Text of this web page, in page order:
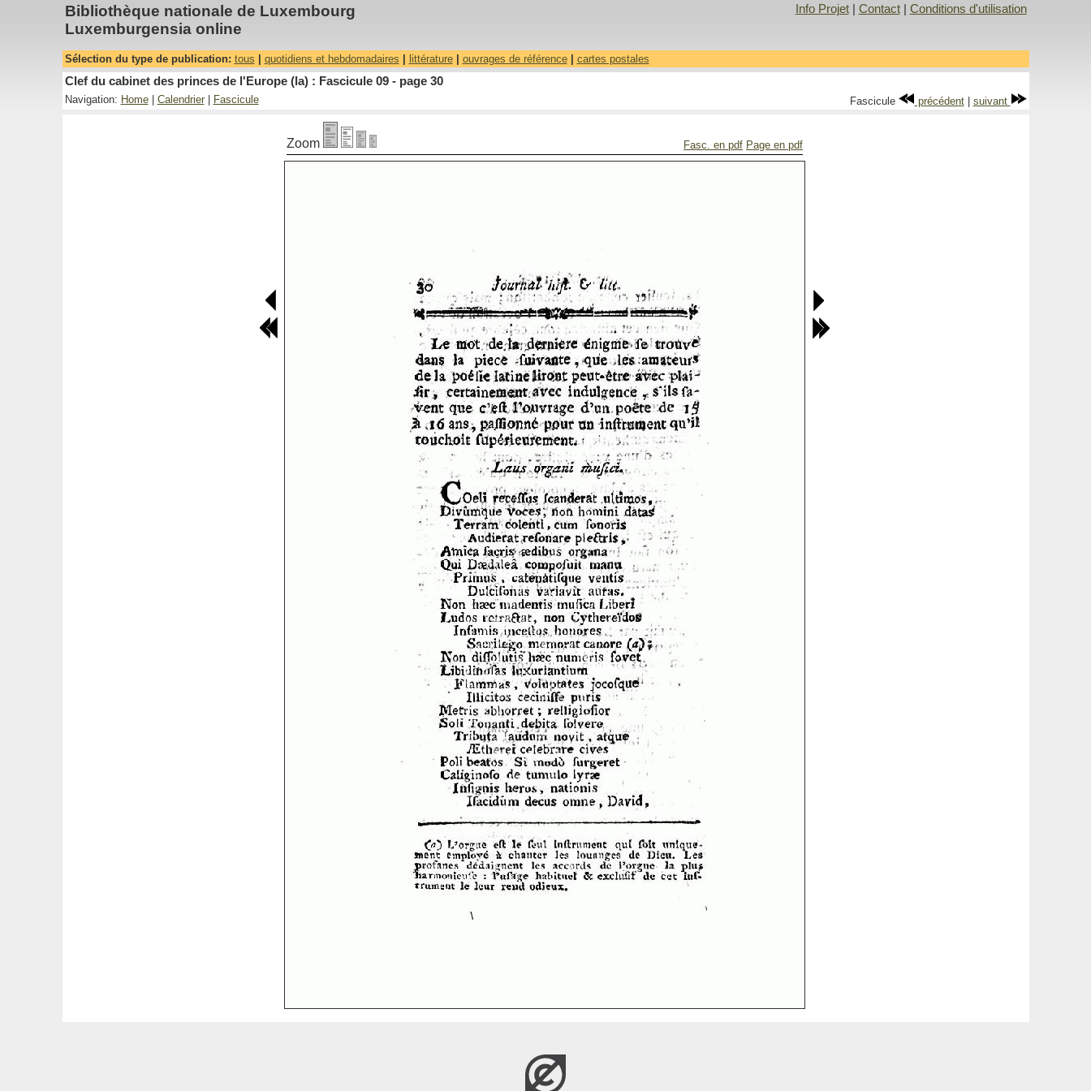
Bibliothèque nationale de Luxembourg
Luxemburgensia online
Info Projet| Contact| Conditions d'utilisation
Sélection du type de publication: tous quotidiens et hebdomadaires littérature| ouvrages de référence| cartes postales
Clef du cabinet des princes de l'Europe (la) : Fascicule 09 - page 30
Navigation: Home| Calendrier| Fascicule Fascicule précédent| suivant
Zoom Fasc. en pdf Page en pdf